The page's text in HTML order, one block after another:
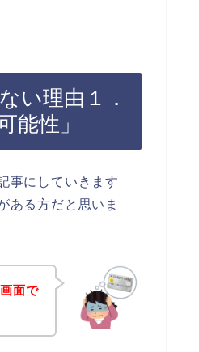
い理由１．
能性」
事にしていきます
ある方だと思いま
面で